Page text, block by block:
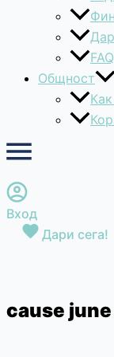
FAQ
Общност
Вход
Дари сега!
cause june